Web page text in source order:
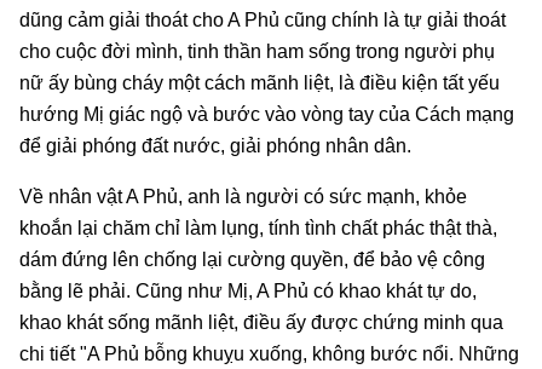
dũng cảm giải thoát cho A Phủ cũng chính là tự giải thoát
cho cuộc đời mình, tinh thần ham sống trong người phụ
nữ ấy bùng cháy một cách mãnh liệt, là điều kiện tất yếu
hướng Mị giác ngộ và bước vào vòng tay của Cách mạng
để giải phóng đất nước, giải phóng nhân dân.
Về nhân vật A Phủ, anh là người có sức mạnh, khỏe
khoắn lại chăm chỉ làm lụng, tính tình chất phác thật thà,
dám đứng lên chống lại cường quyền, để bảo vệ công
bằng lẽ phải. Cũng như Mị, A Phủ có khao khát tự do,
khao khát sống mãnh liệt, điều ấy được chứng minh qua
chi tiết "A Phủ bỗng khuỵu xuống, không bước nổi. Những